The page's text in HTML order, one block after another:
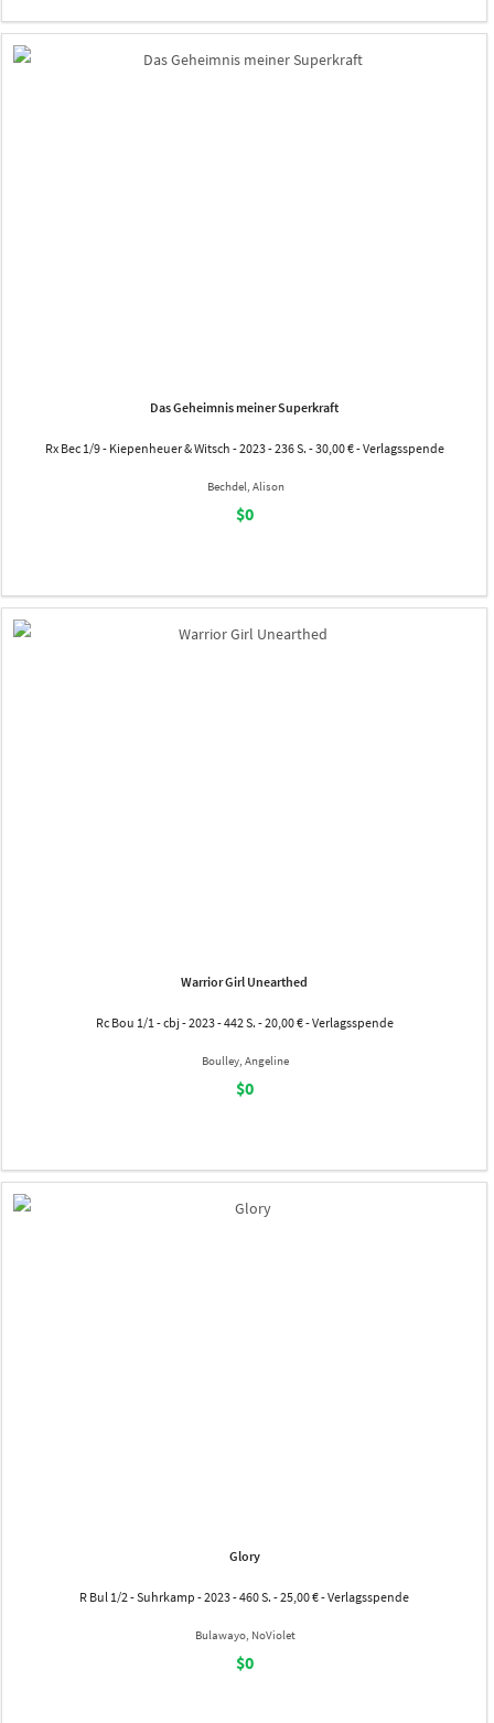
Das Geheimnis meiner Superkraft
Rx Bec 1/9 - Kiepenheuer & Witsch - 2023 - 236 S. - 30,00 € - Verlagsspende
Bechdel, Alison
$0
Warrior Girl Unearthed
Rc Bou 1/1 - cbj - 2023 - 442 S. - 20,00 € - Verlagsspende
Boulley, Angeline
$0
Glory
R Bul 1/2 - Suhrkamp - 2023 - 460 S. - 25,00 € - Verlagsspende
Bulawayo, NoViolet
$0